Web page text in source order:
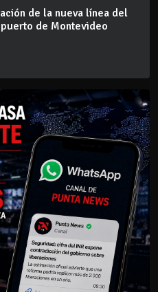
de la nueva línea del
de Montevideo